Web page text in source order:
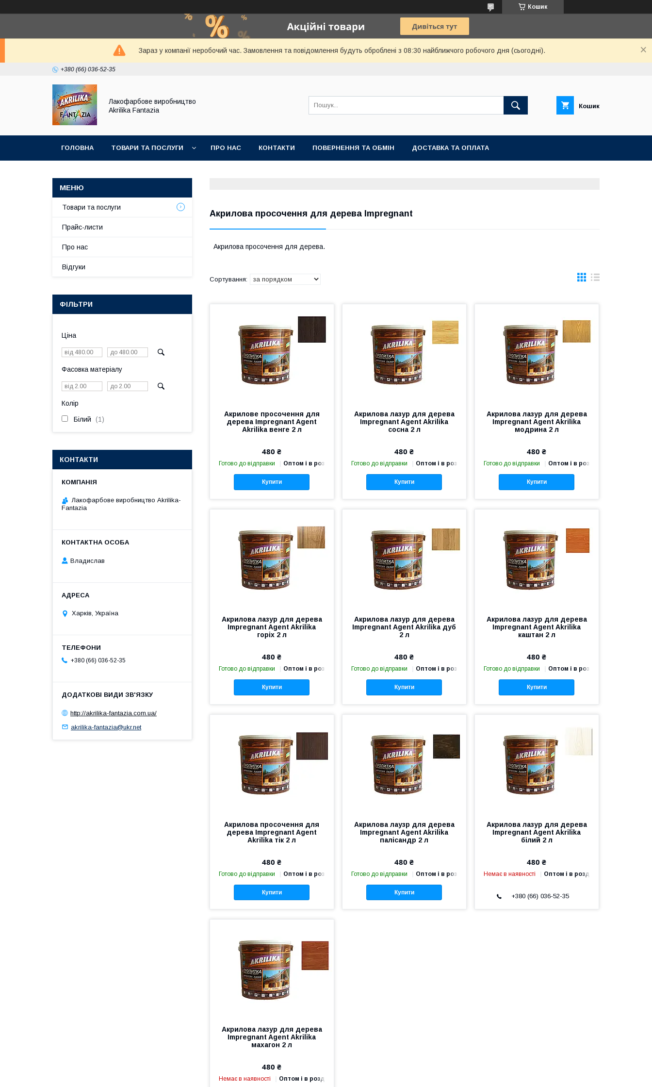
Кошик
Зараз у компанії неробочий час. Замовлення та повідомлення будуть оброблені з 08:30 найближчого робочого дня (сьогодні).
+380 (66) 036-52-35
Лакофарбове виробництво
Akrilika Fantazia
Кошик
ГОЛОВНА ТОВАРИ ТА ПОСЛУГИ ПРО НАС КОНТАКТИ ПОВЕРНЕННЯ ТА ОБМІН ДОСТАВКА ТА ОПЛАТА
Акрилова просочення для дерева Impregnant
Акрилова просочення для дерева.
Акрилове просочення для
дерева Impregnant Agent
Akrilika венге 2 л
480 ₴
Готово до відправки Оптом і в роздріб
Купити
Акрилова лазур для дерева
Impregnant Agent Akrilika
сосна 2 л
480 ₴
Готово до відправки Оптом і в роздріб
Купити
Акрилова лазур для дерева
Impregnant Agent Akrilika
модрина 2 л
480 ₴
Готово до відправки Оптом і в роздріб
Купити
Акрилова лазур для дерева
Impregnant Agent Akrilika
горіх 2 л
480 ₴
Готово до відправки Оптом і в роздріб
Купити
Акрилова лазур для дерева
Impregnant Agent Akrilika дуб
2 л
480 ₴
Готово до відправки Оптом і в роздріб
Купити
Акрилова лазур для дерева
Impregnant Agent Akrilika
каштан 2 л
480 ₴
Готово до відправки Оптом і в роздріб
Купити
Акрилова просочення для
дерева Impregnant Agent
Akrilika тік 2 л
480 ₴
Готово до відправки Оптом і в роздріб
Купити
Акрилова лаузр для дерева
Impregnant Agent Akrilika
палісандр 2 л
480 ₴
Готово до відправки Оптом і в роздріб
Купити
Акрилова лазур для дерева
Impregnant Agent Akrilika
білий 2 л
480 ₴
Немає в наявності Оптом і в роздріб
+380 (66) 036-52-35
Акрилова лазур для дерева
Impregnant Agent Akrilika
махагон 2 л
480 ₴
Немає в наявності Оптом і в роздріб
Товари та послуги
Прайс-листи
Про нас
Відгуки
ФІЛЬТРИ
Ціна
Фасовка матеріалу
Колір
Білий 1
КОНТАКТИ
Лакофарбове виробництво Akrilika-
Fantazia
Владислав
Харків, Україна
+380 (66) 036-52-35
http://akrilika-fantazia.com.ua/
akrilika-fantazia@ukr.net